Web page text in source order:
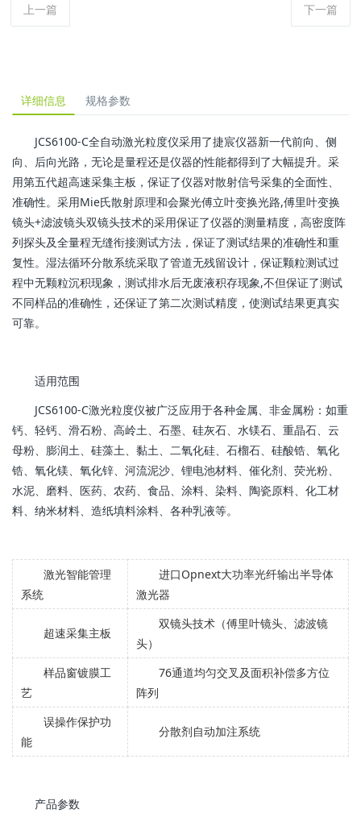
上一篇 下一篇
详细信息 规格参数
JCS6100-C全自动激光粒度仪采用了捷宸仪器新一代前向、侧
向、后向光路，无论是量程还是仪器的性能都得到了大幅提升。采
用第五代超高速采集主板，保证了仪器对散射信号采集的全面性、
准确性。采用Mie氏散射原理和会聚光傅立叶变换光路,傅里叶变换
镜头+滤波镜头双镜头技术的采用保证了仪器的测量精度，高密度阵
列探头及全量程无缝衔接测试方法，保证了测试结果的准确性和重
复性。湿法循环分散系统采取了管道无残留设计，保证颗粒测试过
程中无颗粒沉积现象，测试排水后无废液积存现象,不但保证了测试
不同样品的准确性，还保证了第二次测试精度，使测试结果更真实
可靠。
适用范围
JCS6100-C激光粒度仪被广泛应用于各种金属、非金属粉：如重
钙、轻钙、滑石粉、高岭土、石墨、硅灰石、水镁石、重晶石、云
母粉、膨润土、硅藻土、黏土、二氧化硅、石榴石、硅酸锆、氧化
锆、氧化镁、氧化锌、河流泥沙、锂电池材料、催化剂、荧光粉、
水泥、磨料、医药、农药、食品、涂料、染料、陶瓷原料、化工材
料、纳米材料、造纸填料涂料、各种乳液等。
激光智能管理
系统
进口Opnext大功率光纤输出半导体
激光器
超速采集主板
双镜头技术（傅里叶镜头、滤波镜
头）
样品窗镀膜工
艺
76通道均匀交叉及面积补偿多方位
阵列
误操作保护功
能
分散剂自动加注系统
产品参数